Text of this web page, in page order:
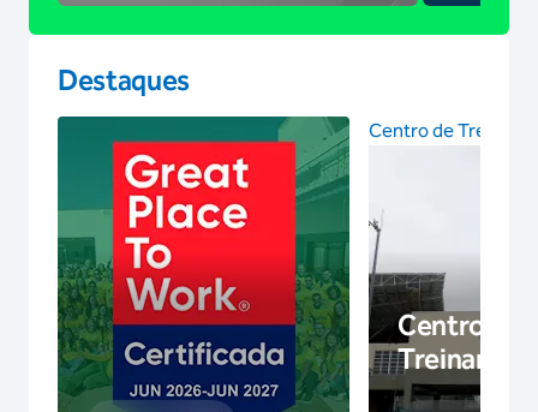
Destaques
Centro de
Centro de